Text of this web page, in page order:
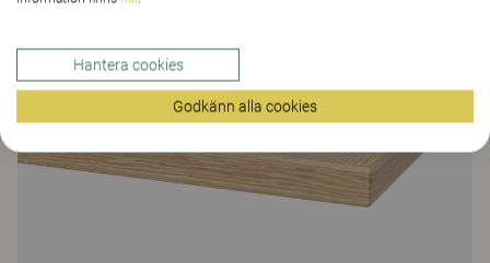
Hantera cookies
Godkänn alla cookies